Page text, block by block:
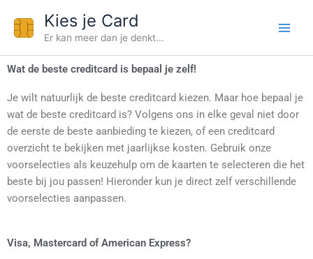
naar
inhoud
Kies je Card
Er kan meer dan je denkt...
Wat de beste creditcard is bepaal je zelf!
Je wilt natuurlijk de beste creditcard kiezen. Maar hoe bepaal je
wat de beste creditcard is? Volgens ons in elke geval niet door
de eerste de beste aanbieding te kiezen, of een creditcard
overzicht te bekijken met jaarlijkse kosten. Gebruik onze
voorselecties als keuzehulp om de kaarten te selecteren die het
beste bij jou passen! Hieronder kun je direct zelf verschillende
voorselecties aanpassen.
Visa, Mastercard of American Express?